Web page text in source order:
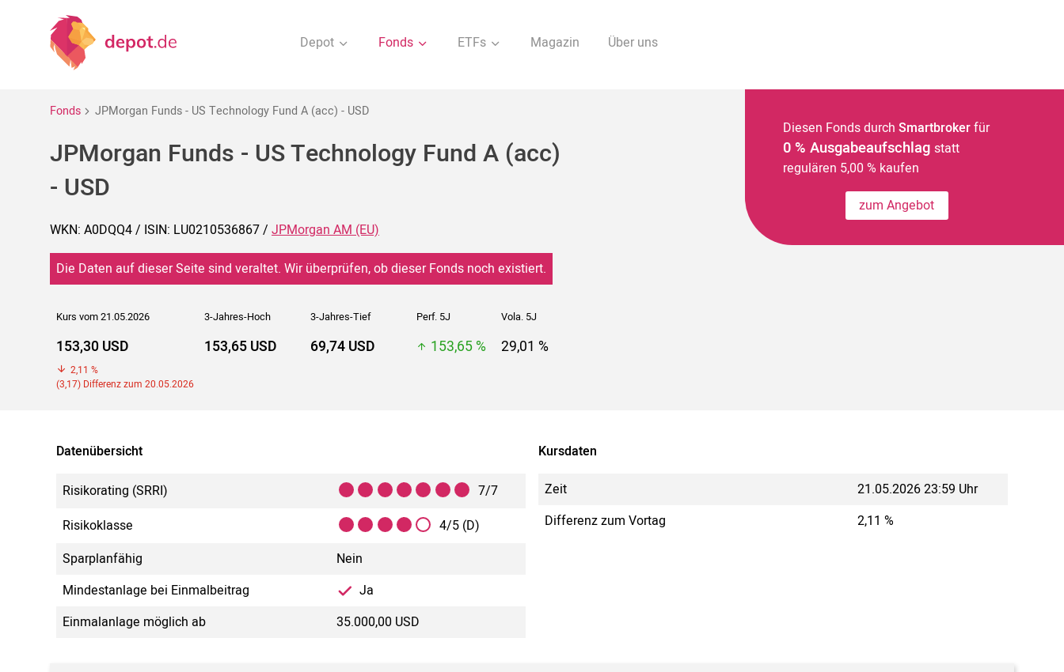
Depot Fonds ETFs Magazin Über uns
Fonds JPMorgan Funds - US Technology Fund A (acc) - USD
JPMorgan Funds - US Technology Fund A (acc)
- USD
WKN: A0DQQ4 / ISIN: LU0210536867 / JPMorgan AM (EU)
Die Daten auf dieser Seite sind veraltet. Wir überprüfen, ob dieser Fonds noch existiert.
Kurs vom 21.05.2026 3-Jahres-Hoch 3-Jahres-Tief Perf. 5J Vola. 5J
153,30 USD
2,11 %
(3,17) Differenz zum 20.05.2026
153,65 USD 69,74 USD 153,65 % 29,01 %
Diesen Fonds durch Smartbrokerfür
0 % Ausgabeaufschlag statt
regulären 5,00 % kaufen
zum Angebot
Datenübersicht
Risikorating (SRRI)
7/7
Risikoklasse
4/5 (D)
Sparplanfähig
Nein
Mindestanlage bei Einmalbeitrag
Ja
Einmalanlage möglich ab
35.000,00 USD
Kursdaten
Zeit
21.05.2026 23:59 Uhr
Differenz zum Vortag
2,11 %